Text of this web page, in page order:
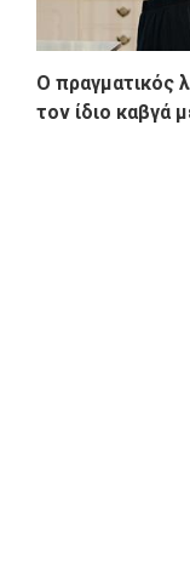
Ο πραγματικός
τον ίδιο καβγά